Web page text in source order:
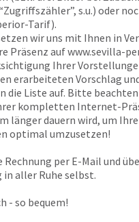
s.u.) oder
Tarif).
wir uns mit Ihnen in
Präsenz aufwww.sevilla-
Ihrer
erarbeiteten Vorschlag
die Liste auf. Bitte beachten
kompletten Internet-
länger dauern wird, um Ihre
optimal umzusetzen!
per E-Mail und
in aller Ruhe selbst.
- so bequem!